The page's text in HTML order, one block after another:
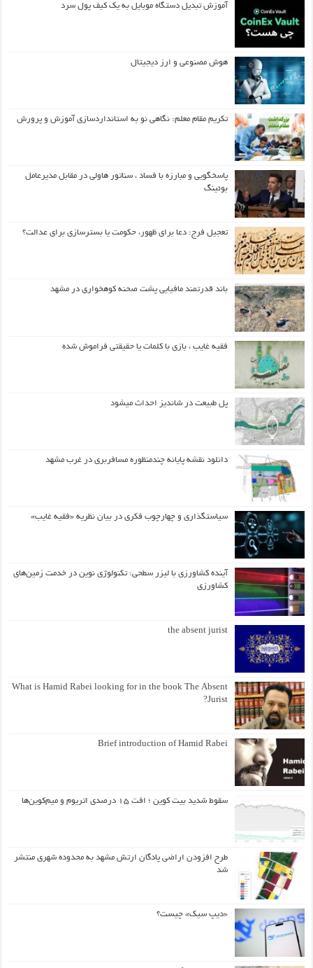
آموزش تبدیل دستگاه موبایل به یک کیف‌ پول سرد
هوش مصنوعی و ارز دیجیتال
تکریم مقام معلم: نگاهی نو به استانداردسازی آموزش و پرورش
پاسخگویی و مبارزه با فساد ، سناتور هاولی در مقابل مدیرعامل
بوئینگ
تعجیل فرج: دعا برای ظهور، حکومت یا بسترسازی برای عدالت؟
باند قدرتمند مافیایی پشت صحنه کوهخواری در مشهد
فقیه غایب ، بازی با کلمات یا حقیقتی فراموش شده
پل طبیعت در شاندیز احداث میشود
دانلود نقشه پایانه چندمنظوره مسافربری در غرب مشهد
سیاستگذاری و چهارچوب فکری در بیان نظریه «فقیه غایب»
آینده کشاورزی با لیزر سطحی: تکنولوژی نوین در خدمت زمین‌های
کشاورزی
the absent jurist
What is Hamid Rabei looking for in the book The Absent
Jurist?
Brief introduction of Hamid Rabei
سقوط شدید بیت کوین ؛ افت ۱۵ درصدی اتریوم و میم‌کوین‌ها
طرح افزودن اراضی پادگان ارتش مشهد به محدوده شهری منتشر
شد
«دیپ سیک» چیست؟